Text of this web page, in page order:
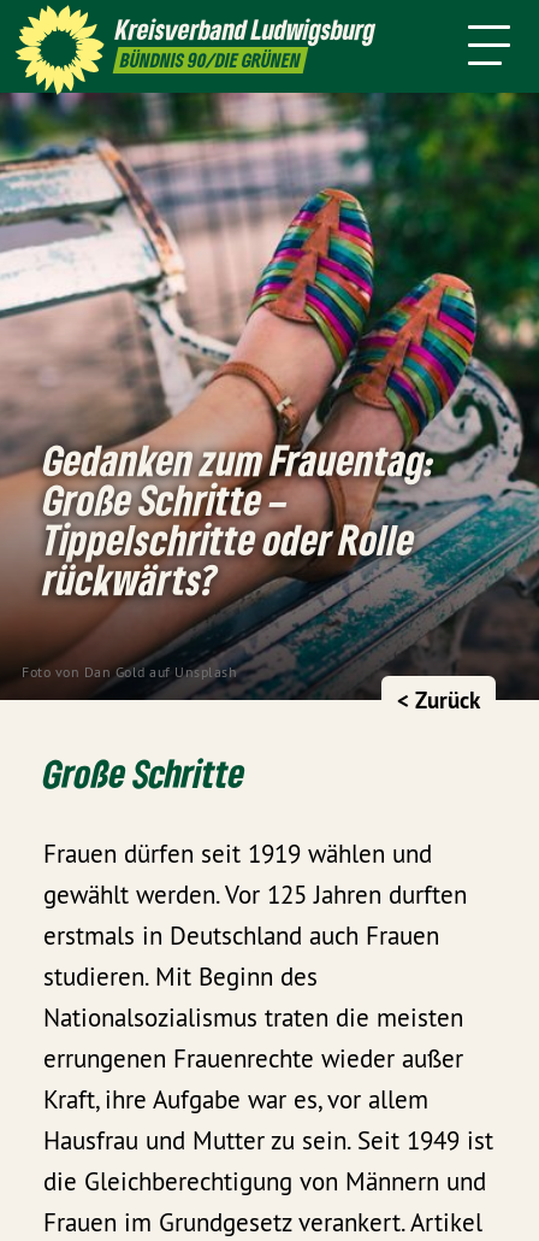
KreisverbandLudwigsburg
BÜNDNIS 90/DIE GRÜNEN
Sandra
Detzer
Silke
Gericke
Meike
Günter
sind
Foto von Dan Goldauf Unsplash
Gedanken zum Frauentag:
Große Schritte –
Tippelschritte oder Rolle
rückwärts?
< Zurück
Große Schritte
Frauen dürfen seit 1919 wählen und
gewählt werden. Vor 125 Jahren durften
erstmals in Deutschland auch Frauen
studieren. Mit Beginn des
Nationalsozialismus traten die meisten
errungenen Frauenrechte wieder außer
Kraft, ihre Aufgabe war es, vor allem
Hausfrau und Mutter zu sein. Seit 1949 ist
die Gleichberechtigung von Männern und
Frauen im Grundgesetz verankert. Artikel